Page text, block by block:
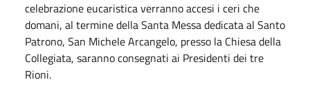
celebrazione eucaristica verranno accesi i ceri che
domani, al termine della Santa Messa dedicata al Santo
Patrono, San Michele Arcangelo, presso la Chiesa della
Collegiata, saranno consegnati ai Presidenti dei tre
Rioni.